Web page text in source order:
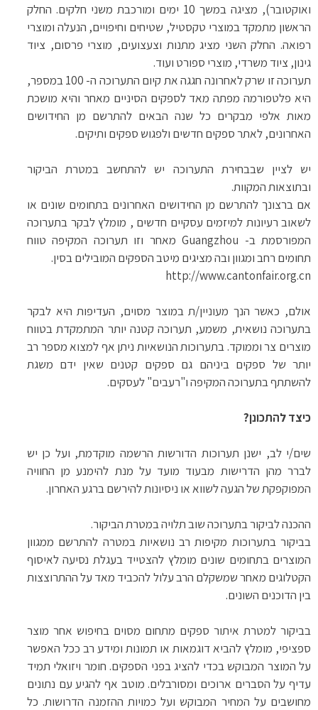
ואוקטובר), מציגה במשך 10 ימים ומורכבת משני חלקים. החלק
הראשון מתמקד במוצרי טקסטיל, שטיחים וחיפויים, הנעלה ומוצרי
רפואה. החלק השני מציג מתנות וצעצועים, מוצרי פרסום, ציוד
גינון, ציוד משרדי, מוצרי ספורט ועוד.
תערוכה זו שרק לאחרונה חגגה את קיום התערוכה ה- 100 במספר,
היא פלטפורמה מפתה מאד לספקים הסיניים מאחר והיא מושכת
מאות אלפי מבקרים כל שנה הבאים להתרשם מן החידושים
האחרונים, לאתר ספקים חדשים ולפגוש ספקים ותיקים.
יש לציין שבבחירת התערוכה יש להתחשב במטרת הביקור
ובתוצאות המקוות.
אם ברצונך להתרשם מן החידושים האחרונים בתחומים שונים או
לשאוב רעיונות למיזמים עסקיים חדשים , מומלץ לבקר בתערוכה
המפורסמת ב- Guangzhou מאחר וזו תערוכה המקיפה טווח
תחומים רחב ומגוון ובה מציגים מיטב הספקים המובילים בסין.
http://www.cantonfair.org.cn
אולם, כאשר הנך מעוניין/ת במוצר מסוים, העדיפות היא לבקר
בתערוכה נושאית, משמע, תערוכה קטנה יותר המתמקדת בטווח
מוצרים צר וממוקד. בתערוכות הנושאיות ניתן אף למצוא מספר רב
יותר של ספקים ביניהם גם ספקים קטנים שאין ידם משגת
להשתתף בתערוכה המקיפה ו"רעבים" לעסקים.
כיצד להתכונן?
שים/י לב, ישנן תערוכות הדורשות הרשמה מוקדמת, ועל כן יש
לברר מהן הדרישות מבעוד מועד על מנת להימנע מן החוויה
המפוקפקת של הגעה לשווא או ניסיונות להירשם ברגע האחרון.
ההכנה לביקור בתערוכה שוב תלויה במטרת הביקור.
בביקור בתערוכות מקיפות רב נושאיות במטרה להתרשם ממגוון
המוצרים בתחומים שונים מומלץ להצטייד בעגלת נסיעה לאיסוף
הקטלוגים מאחר שמשקלם הרב עלול להכביד מאד על ההתרוצצות
בין הדוכנים השונים.
בביקור למטרת איתור ספקים מתחום מסוים בחיפוש אחר מוצר
ספציפי, מומלץ להביא דוגמאות או תמונות ומידע רב ככל האפשר
על המוצר המבוקש בכדי להציג בפני הספקים. חומר ויזואלי תמיד
עדיף על הסברים ארוכים ומסורבלים. מוטב אף להגיע עם נתונים
מחושבים על המחיר המבוקש ועל כמויות ההזמנה הדרושות. כל